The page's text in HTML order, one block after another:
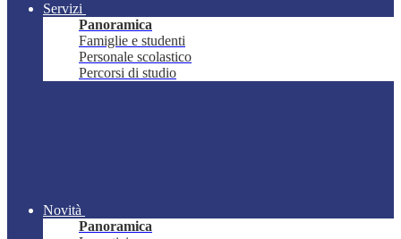
Servizi
Panoramica
Famiglie e studenti
Personale scolastico
Percorsi di studio
Novità
Panoramica